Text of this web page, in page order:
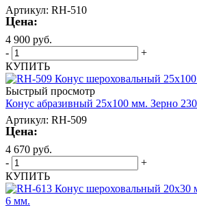
Артикул: RH-510
Цена:
4 900 руб.
-
+
КУПИТЬ
Быстрый просмотр
Конус абразивный 25х100 мм. Зерно
Артикул: RH-509
Цена:
4 670 руб.
-
+
КУПИТЬ